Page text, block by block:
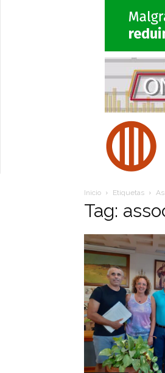
Inicio Etiquetas
Tag: